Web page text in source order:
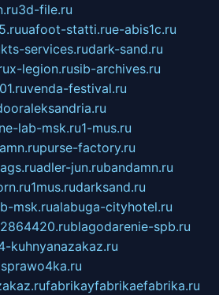
3d-file.ru
uafoot-statti.rue-abis1c.ru
kts-services.rudark-sand.ru
x-legion.rusib-archives.ru
venda-festival.ru
lab-msk.ru1-mus.ru
purse-factory.ru
adler-jun.rubandamn.ru
1mus.rudarksand.ru
msk.rualabuga-cityhotel.ru
2864420.rublagodarenie-spb.ru
kuhnyanazakaz.ru
fabrikayfabrikaefabrika.ru